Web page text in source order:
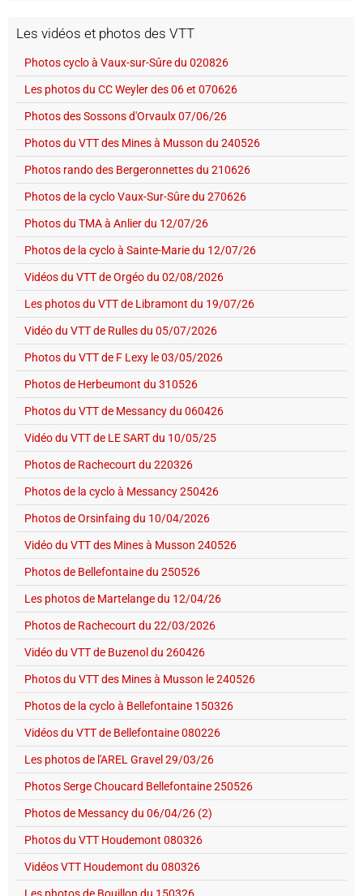
Les vidéos et photos des VTT
Photos cyclo à Vaux-sur-Sûre du 020826
Les photos du CC Weyler des 06 et 070626
Photos des Sossons d'Orvaulx 07/06/26
Photos du VTT des Mines à Musson du 240526
Photos rando des Bergeronnettes du 210626
Photos de la cyclo Vaux-Sur-Sûre du 270626
Photos du TMA à Anlier du 12/07/26
Photos de la cyclo à Sainte-Marie du 12/07/26
Vidéos du VTT de Orgéo du 02/08/2026
Les photos du VTT de Libramont du 19/07/26
Vidéo du VTT de Rulles du 05/07/2026
Photos du VTT de F Lexy le 03/05/2026
Photos de Herbeumont du 310526
Photos du VTT de Messancy du 060426
Vidéo du VTT de LE SART du 10/05/25
Photos de Rachecourt du 220326
Photos de la cyclo à Messancy 250426
Photos de Orsinfaing du 10/04/2026
Vidéo du VTT des Mines à Musson 240526
Photos de Bellefontaine du 250526
Les photos de Martelange du 12/04/26
Photos de Rachecourt du 22/03/2026
Vidéo du VTT de Buzenol du 260426
Photos du VTT des Mines à Musson le 240526
Photos de la cyclo à Bellefontaine 150326
Vidéos du VTT de Bellefontaine 080226
Les photos de l'AREL Gravel 29/03/26
Photos Serge Choucard Bellefontaine 250526
Photos de Messancy du 06/04/26 (2)
Photos du VTT Houdemont 080326
Vidéos VTT Houdemont du 080326